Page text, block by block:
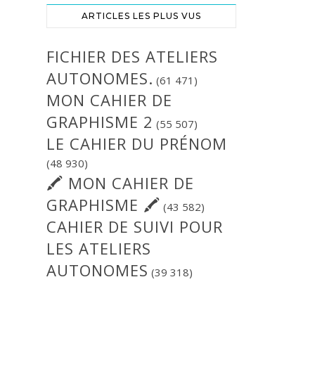
ARTICLES LES PLUS VUS
FICHIER DES ATELIERS
AUTONOMES. (61 471)
MON CAHIER DE
GRAPHISME 2 (55 507)
LE CAHIER DU PRÉNOM
(48 930)
🖍 MON CAHIER DE
GRAPHISME 🖍 (43 582)
CAHIER DE SUIVI POUR
LES ATELIERS
AUTONOMES (39 318)